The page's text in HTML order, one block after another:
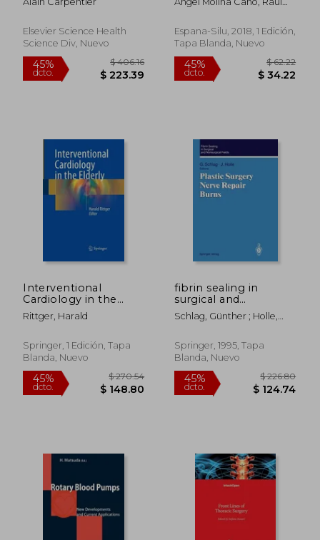
45% $ 150.24 45% $
analysis to valve
Elsevier Science Health
Science Div, Nuevo
Docente)
García Castillo,Mariano
Arévalo González (Oords.)
Espana-Silu, 2018, 1 Edición,
Tapa Blanda, Nuevo
Interventional
Cardiology in the
Elderly (en Inglés)
Rittger, Harald
Springer, 1 Edición, Tapa
Blanda, Nuevo
fibrin sealing in
surgical and
nonsurgical fields:
volume 3: plastic
burns (en Inglés)
Schlag, Günther ; Holle,
Springer, 1995, Tapa
Blanda, Nuevo